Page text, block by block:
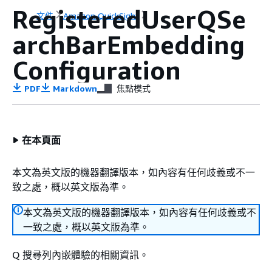
文件 Amazon QuickSight
RegisteredUserQSe
archBarEmbedding
Configuration
PDF Markdown 焦點模式
在本頁面
本文為英文版的機器翻譯版本，如內容有任何歧義或不一
致之處，概以英文版為準。
本文為英文版的機器翻譯版本，如內容有任何歧義或不
一致之處，概以英文版為準。
Q 搜尋列內嵌體驗的相關資訊。